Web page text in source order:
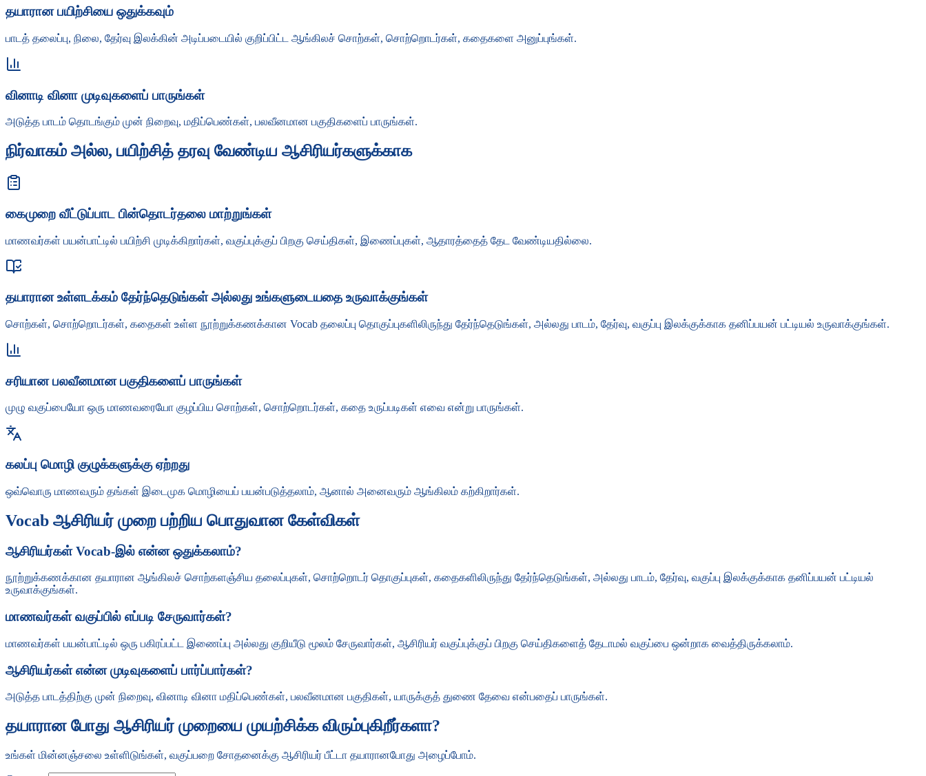
தயாரான பயிற்சியை ஒதுக்கவும்
பாடத் தலைப்பு, நிலை, தேர்வு இலக்கின் அடிப்படையில் குறிப்பிட்ட ஆங்கிலச் சொற்கள், சொற்றொடர்கள், கதைகளை அனுப்புங்கள்.
வினாடி வினா முடிவுகளைப் பாருங்கள்
அடுத்த பாடம் தொடங்கும் முன் நிறைவு, மதிப்பெண்கள், பலவீனமான பகுதிகளைப் பாருங்கள்.
நிர்வாகம் அல்ல, பயிற்சித் தரவு வேண்டிய ஆசிரியர்களுக்காக
கைமுறை வீட்டுப்பாட பின்தொடர்தலை மாற்றுங்கள்
மாணவர்கள் பயன்பாட்டில் பயிற்சி முடிக்கிறார்கள், வகுப்புக்குப் பிறகு செய்திகள், இணைப்புகள், ஆதாரத்தைத் தேட வேண்டியதில்லை.
தயாரான உள்ளடக்கம் தேர்ந்தெடுங்கள் அல்லது உங்களுடையதை உருவாக்குங்கள்
சொற்கள், சொற்றொடர்கள், கதைகள் உள்ள நூற்றுக்கணக்கான Vocab தலைப்பு தொகுப்புகளிலிருந்து தேர்ந்தெடுங்கள், அல்லது பாடம், தேர்வு, வகுப்பு இலக்குக்காக தனிப்பயன் பட்டியல் உருவாக்குங்கள்.
சரியான பலவீனமான பகுதிகளைப் பாருங்கள்
முழு வகுப்பையோ ஒரு மாணவரையோ குழப்பிய சொற்கள், சொற்றொடர்கள், கதை உருப்படிகள் எவை என்று பாருங்கள்.
கலப்பு மொழி குழுக்களுக்கு ஏற்றது
ஒவ்வொரு மாணவரும் தங்கள் இடைமுக மொழியைப் பயன்படுத்தலாம், ஆனால் அனைவரும் ஆங்கிலம் கற்கிறார்கள்.
Vocab ஆசிரியர் முறை பற்றிய பொதுவான கேள்விகள்
ஆசிரியர்கள் Vocab-இல் என்ன ஒதுக்கலாம்?
நூற்றுக்கணக்கான தயாரான ஆங்கிலச் சொற்களஞ்சிய தலைப்புகள், சொற்றொடர் தொகுப்புகள், கதைகளிலிருந்து தேர்ந்தெடுங்கள், அல்லது பாடம், தேர்வு, வகுப்பு இலக்குக்காக தனிப்பயன் பட்டியல்
உருவாக்குங்கள்.
மாணவர்கள் வகுப்பில் எப்படி சேருவார்கள்?
மாணவர்கள் பயன்பாட்டில் ஒரு பகிரப்பட்ட இணைப்பு அல்லது குறியீடு மூலம் சேருவார்கள், ஆசிரியர் வகுப்புக்குப் பிறகு செய்திகளைத் தேடாமல் வகுப்பை ஒன்றாக வைத்திருக்கலாம்.
ஆசிரியர்கள் என்ன முடிவுகளைப் பார்ப்பார்கள்?
அடுத்த பாடத்திற்கு முன் நிறைவு, வினாடி வினா மதிப்பெண்கள், பலவீனமான பகுதிகள், யாருக்குத் துணை தேவை என்பதைப் பாருங்கள்.
தயாரான போது ஆசிரியர் முறையை முயற்சிக்க விரும்புகிறீர்களா?
உங்கள் மின்னஞ்சலை உள்ளிடுங்கள், வகுப்பறை சோதனைக்கு ஆசிரியர் பீட்டா தயாரானபோது அழைப்போம்.